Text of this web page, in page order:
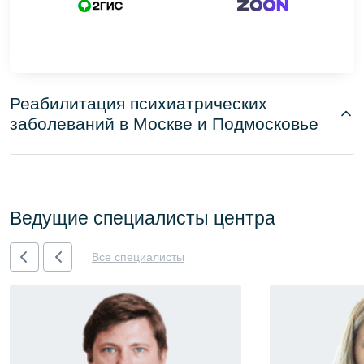
Реабилитация психиатрических
заболеваний в Москве и Подмосковье
Ведущие специалисты центра
Все специалисты